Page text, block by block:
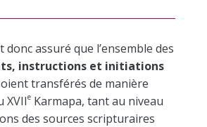
donc assuré que l’ensemble des
instructions et initiations
transférés de manière
XVIIeKarmapa, tant au niveau
des sources scripturaires